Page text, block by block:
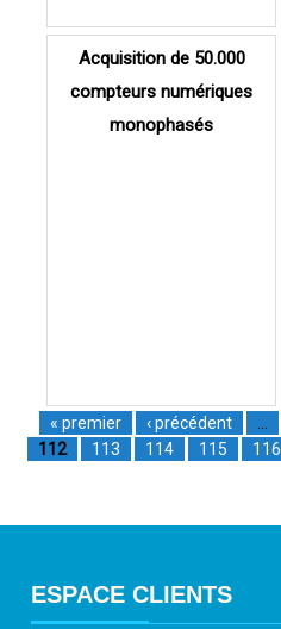
Acquisition de 50.000
compteurs numériques
monophasés
« premier ‹ précédent
112
113 114 115 116
ESPACE CLIENTS